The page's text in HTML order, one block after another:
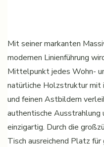
Mit seiner markanten
modernen Linienführung
Mittelpunkt jedes Wohn-
natürliche Holzstruktur mit
und feinen Astbildern
authentische Ausstrahlung
einzigartig. Durch die
Tisch ausreichend Platz